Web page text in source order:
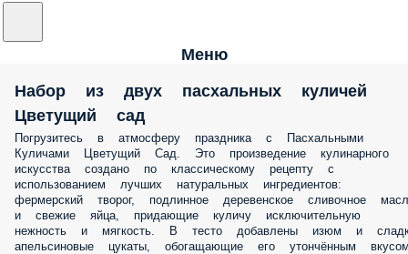
Меню
Набор из двух пасхальных куличей
Цветущий сад
Погрузитесь в атмосферу праздника с Пасхальными
Куличами Цветущий Сад. Это произведение кулинарного
искусства создано по классическому рецепту с
использованием лучших натуральных ингредиентов:
фермерский творог, подлинное деревенское сливочное
и свежие яйца, придающие куличу исключительную
нежность и мягкость. В тесто добавлены изюм и
апельсиновые цукаты, обогащающие его утончённым